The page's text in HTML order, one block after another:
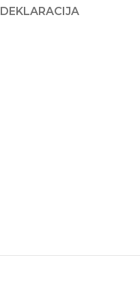
DEKLARACIJA